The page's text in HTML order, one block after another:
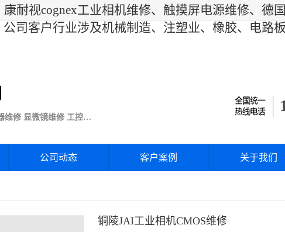
耐视cognex工业相机维修、触摸屏电源维修、德
司客户行业涉及机械制造、注塑业、橡胶、电路
Basler巴斯勒康耐视Cognex工业CCD相机维修 基恩士视觉控制器维修 显微镜维修 工控触摸屏电源电路板维修
公司动态 客户案例 关于我们
铜陵JAI工业相机CMOS维修